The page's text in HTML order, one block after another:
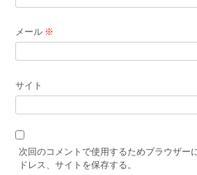
メール ※
サイト
次回のコメントで使用するためブラウザー
ドレス、サイトを保存する。